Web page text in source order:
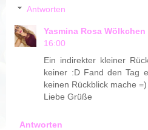
Antworten
Yasmina Rosa Wölkchen
16:00
Ein indirekter kleiner
keiner :D Fand den Tag
keinen Rückblick mache =)
Liebe Grüße
Antworten